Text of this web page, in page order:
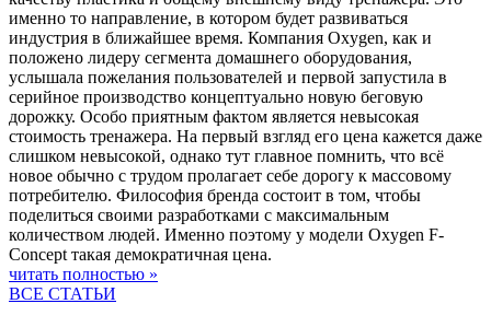
именно то направление, в котором будет развиваться
индустрия в ближайшее время. Компания Oxygen, как и
положено лидеру сегмента домашнего оборудования,
услышала пожелания пользователей и первой запустила в
серийное производство концептуально новую беговую
дорожку. Особо приятным фактом является невысокая
стоимость тренажера. На первый взгляд его цена кажется даже
слишком невысокой, однако тут главное помнить, что всё
новое обычно с трудом пролагает себе дорогу к массовому
потребителю. Философия бренда состоит в том, чтобы
поделиться своими разработками с максимальным
количеством людей. Именно поэтому у модели Oxygen F-
Concept такая демократичная цена.
читать полностью »
ВСЕ СТАТЬИ